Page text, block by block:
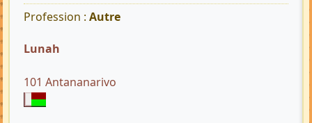
Profession : Autre
Lunah
101 Antananarivo